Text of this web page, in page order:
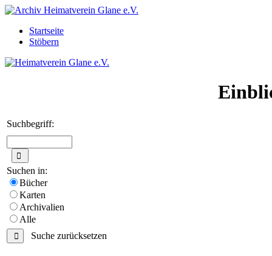
Startseite
Stöbern
Suchbegriff:
Suchen in:
Bücher
Karten
Archivalien
Alle
Suche zurücksetzen